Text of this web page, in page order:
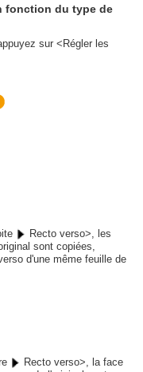
fonction du type de
sur <Régler les
Recto verso>, les
sont copiées,
d'une même feuille de
Recto verso>, la face